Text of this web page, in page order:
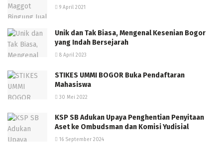
9 April 2021
Unik dan Tak Biasa, Mengenal Kesenian Bogor
yang Indah Bersejarah
8 April 2023
STIKES UMMI BOGOR Buka Pendaftaran
Mahasiswa
30 Mei 2022
KSP SB Adukan Upaya Penghentian Penyitaan
Aset ke Ombudsman dan Komisi Yudisial
16 September 2024